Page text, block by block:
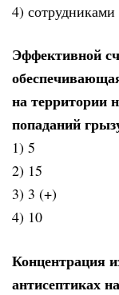
4)
Эффективной
на территории
попаданий
1) 5
2) 15
3) 3 (+)
4) 10
Концентрация
антисептиках